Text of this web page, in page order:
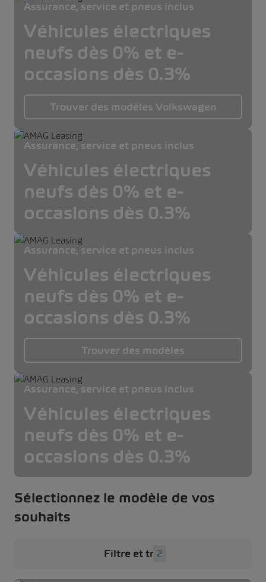
Assurance, service et pneus inclus
Véhicules électriques
neufs dès 0% et e-
occasions dès 0.3%
Trouver des modèles Volkswagen
Assurance, service et pneus inclus
Véhicules électriques
neufs dès 0% et e-
occasions dès 0.3%
Assurance, service et pneus inclus
Véhicules électriques
neufs dès 0% et e-
occasions dès 0.3%
Trouver des modèles
Assurance, service et pneus inclus
Véhicules électriques
neufs dès 0% et e-
occasions dès 0.3%
Sélectionnez le modèle de vos
souhaits
Filtre et tri 2